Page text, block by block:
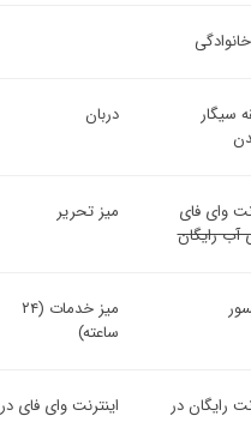
سیگار
دربان
وای فای میز تحریر
آب رایگان
میز خدمات (۲۴
ساعته)
رایگان در
اینترنت وای فای در